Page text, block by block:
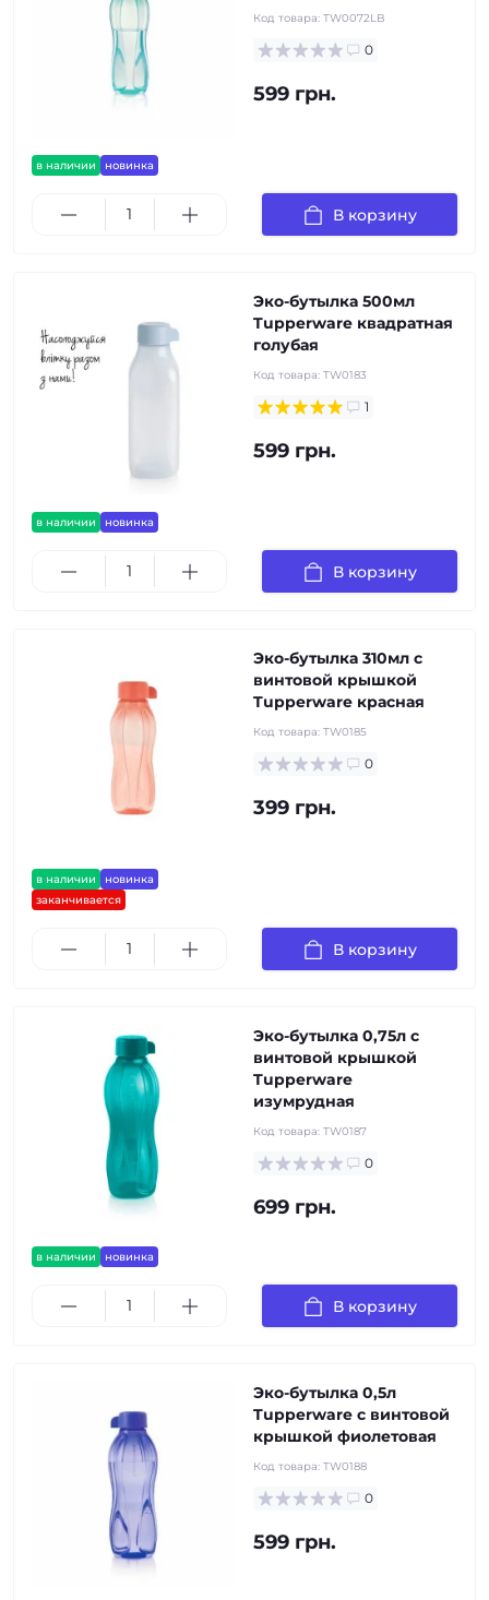
в наличии новинка
Код товара: TW0072LB
0
599 грн.
В корзину
в наличии новинка
Эко-бутылка 500мл
Tupperware квадратная
голубая
Код товара: TW0183
1
599 грн.
В корзину
в наличии
новинка
заканчивается
Эко-бутылка 310мл с
винтовой крышкой
Tupperware красная
Код товара: TW0185
0
399 грн.
В корзину
в наличии новинка
Эко-бутылка 0,75л с
винтовой крышкой
Tupperware
изумрудная
Код товара: TW0187
0
699 грн.
В корзину
Эко-бутылка 0,5л
Tupperware с винтовой
крышкой фиолетовая
Код товара: TW0188
0
599 грн.